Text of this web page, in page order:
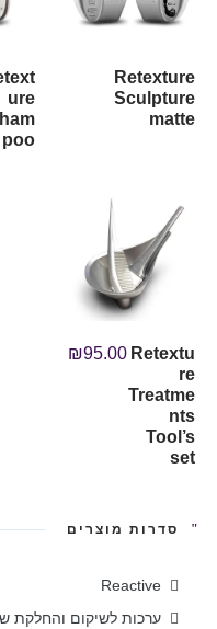
Retexture
Sculpture
matte
ure
poo
Retextu
re
Treatme
nts
Tool’s
set
₪95.00
סדרות מוצרים
Reactive
ערכות לשיקום והחלקת